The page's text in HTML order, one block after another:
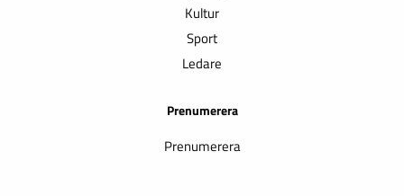
Kultur
Sport
Ledare
Prenumerera
Prenumerera